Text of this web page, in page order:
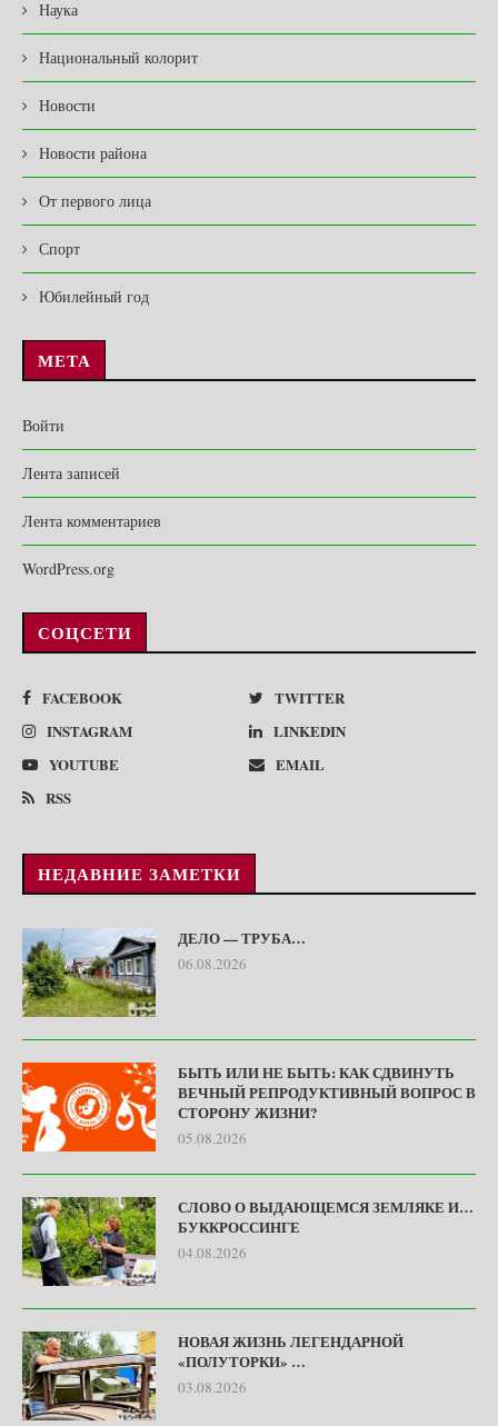
Наука
Национальный колорит
Новости
Новости района
От первого лица
Спорт
Юбилейный год
МЕТА
Войти
Лента записей
Лента комментариев
WordPress.org
СОЦСЕТИ
FACEBOOK
TWITTER
INSTAGRAM
LINKEDIN
YOUTUBE
EMAIL
RSS
НЕДАВНИЕ ЗАМЕТКИ
ДЕЛО — ТРУБА…
06.08.2026
БЫТЬ ИЛИ НЕ БЫТЬ: КАК СДВИНУТЬ
ВЕЧНЫЙ РЕПРОДУКТИВНЫЙ ВОПРОС В
СТОРОНУ ЖИЗНИ?
05.08.2026
СЛОВО О ВЫДАЮЩЕМСЯ ЗЕМЛЯКЕ И…
БУККРОССИНГЕ
04.08.2026
НОВАЯ ЖИЗНЬ ЛЕГЕНДАРНОЙ
«ПОЛУТОРКИ» …
03.08.2026